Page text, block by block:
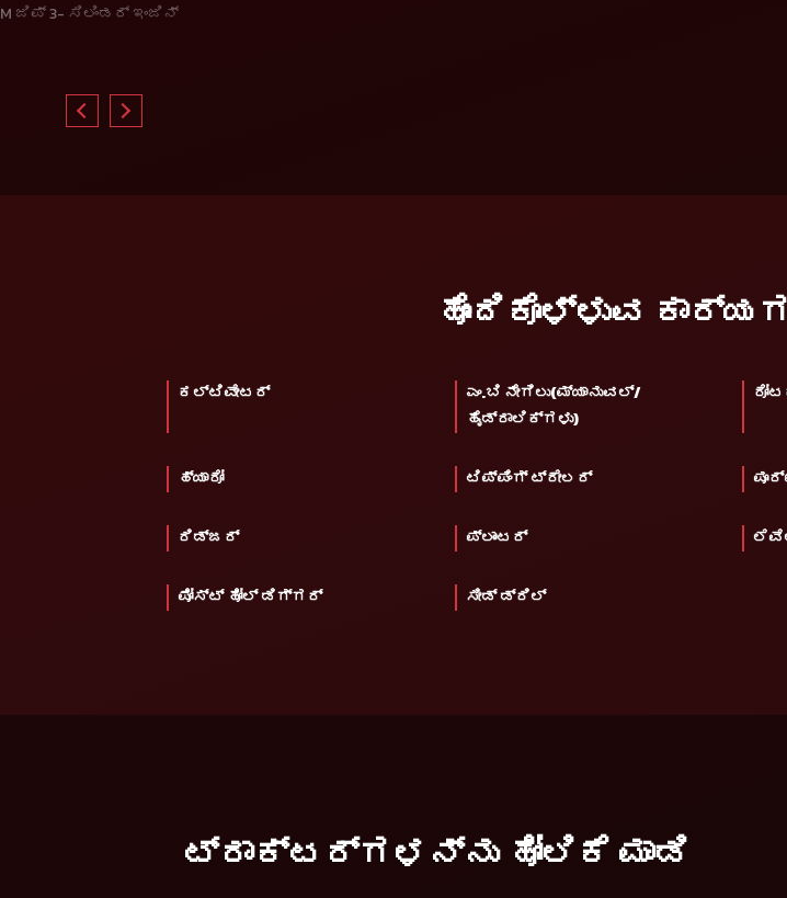
M ಜಿಪ್ 3- ಸಿಲಿಂಡರ್ ಇಂಜಿನ್
ಹೊಂದಿಕೊಳ್ಳುವ
ಕಲ್ಟಿವೇಟರ್
ಎಂ.ಬಿ ನೇಗಿಲು(ಮ್ಯಾನುವಲ್/
ಹೈಡ್ರಾಲಿಕ್‌ಗಳು)
ಹ್ಯಾರೋ ಟಿಪ್ಪಿಂಗ್ ಟ್ರೇಲರ್
ರಿಡ್ಜರ್ ಪ್ಲಾಂಟರ್
ಪೋಸ್ಟ್ ಹೋಲ್ ಡಿಗ್ಗರ್ ಸೀಡ್ ಡ್ರಿಲ್
ಟ್ರಾಕ್ಟರ್ಗಳನ್ನು ಹೋಲಿಕೆ ಮಾಡಿ